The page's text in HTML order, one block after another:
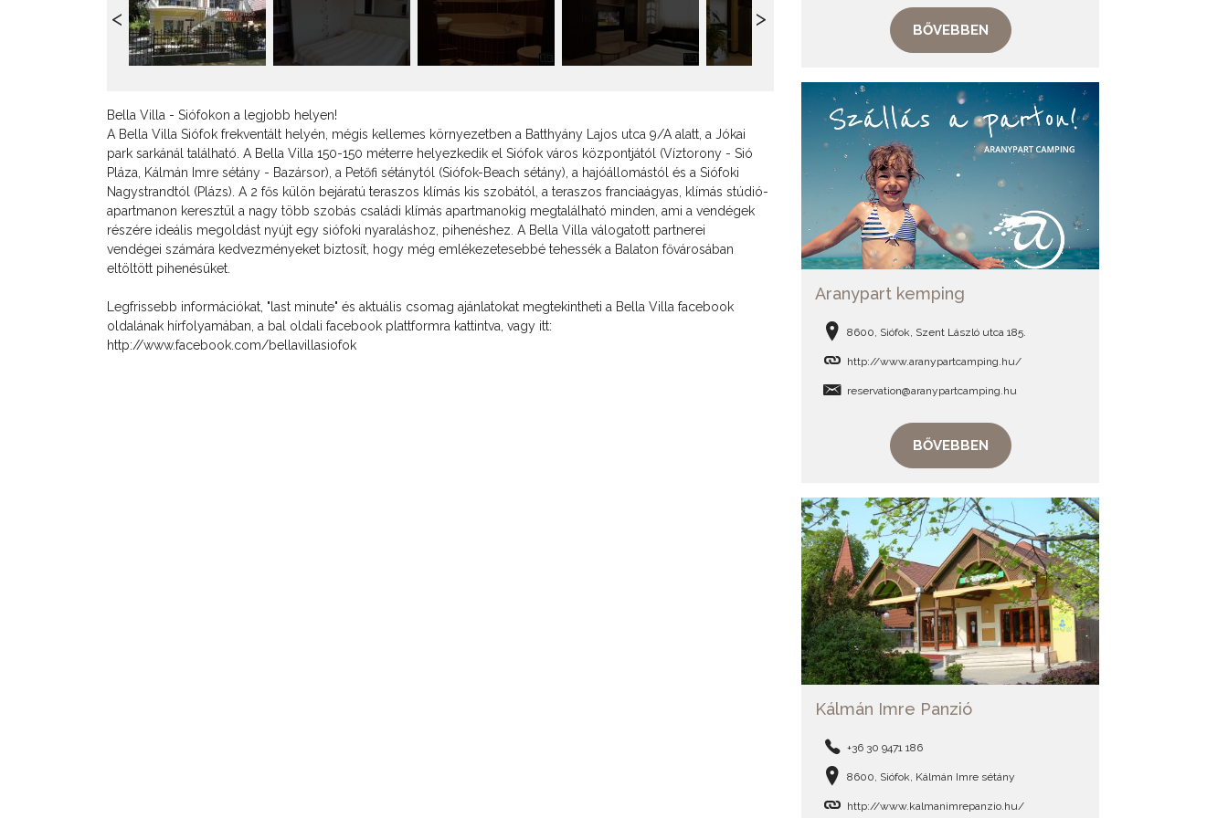
Bella Villa - Siófokon a legjobb helyen!
A Bella Villa Siófok frekventált helyén, mégis kellemes környezetben a Batthyány Lajos utca 9/A alatt, a Jókai
park sarkánál található. A Bella Villa 150-150 méterre helyezkedik el Siófok város központjától (Víztorony - Sió
Pláza, Kálmán Imre sétány - Bazársor), a Petőfi sétánytól (Siófok-Beach sétány), a hajóállomástól és a Siófoki
Nagystrandtól (Plázs). A 2 fős külön bejáratú teraszos klímás kis szobától, a teraszos franciaágyas, klímás stúdió-
apartmanon keresztül a nagy több szobás családi klímás apartmanokig megtalálható minden, ami a vendégek
részére ideális megoldást nyújt egy siófoki nyaraláshoz, pihenéshez. A Bella Villa válogatott partnerei
vendégei számára kedvezményeket biztosít, hogy még emlékezetesebbé tehessék a Balaton fővárosában
eltöltött pihenésüket.
Legfrissebb információkat, "last minute" és aktuális csomag ajánlatokat megtekintheti a Bella Villa facebook
oldalának hírfolyamában, a bal oldali facebook plattformra kattintva, vagy itt:
http://www.facebook.com/bellavillasiofok
BŐVEBBEN
Aranypart kemping
8600, Siófok, Szent László utca 185.
http://www.aranypartcamping.hu/
reservation@aranypartcamping.hu
BŐVEBBEN
Kálmán Imre Panzió
+36 30 9471 186
8600, Siófok, Kálmán Imre sétány
http://www.kalmanimrepanzio.hu/